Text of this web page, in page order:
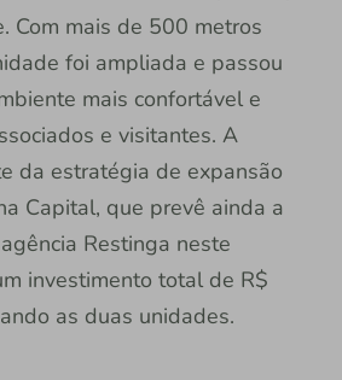
Com mais de 500 metros
foi ampliada e passou
mais confortável e
e visitantes. A
da estratégia de expansão
Capital, que prevê ainda a
Restinga neste
investimento total de R$
as duas unidades.